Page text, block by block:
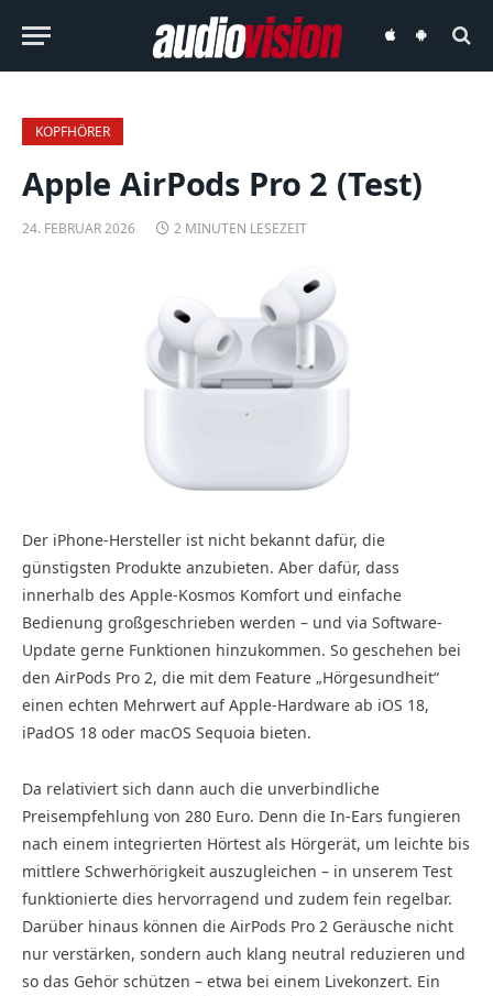
audiovisionaudiovision
KOPFHÖRER
Apple AirPods Pro 2 (Test)
24. FEBRUAR 2026 2 MINUTEN LESEZEIT
Der iPhone-Hersteller ist nicht bekannt dafür, die
günstigsten Produkte anzubieten. Aber dafür, dass
innerhalb des Apple-Kosmos Komfort und einfache
Bedienung großgeschrieben werden – und via Software-
Update gerne Funktionen hinzukommen. So geschehen bei
den AirPods Pro 2, die mit dem Feature „Hörgesundheit“
einen echten Mehrwert auf Apple-Hardware ab iOS 18,
iPadOS 18 oder macOS Sequoia bieten.
Da relativiert sich dann auch die unverbindliche
Preisempfehlung von 280 Euro. Denn die In-Ears fungieren
nach einem integrierten Hörtest als Hörgerät, um leichte bis
mittlere Schwerhörigkeit auszugleichen – in unserem Test
funktionierte dies hervorragend und zudem fein regelbar.
Darüber hinaus können die AirPods Pro 2 Geräusche nicht
nur verstärken, sondern auch klang neutral reduzieren und
so das Gehör schützen – etwa bei einem Livekonzert. Ein